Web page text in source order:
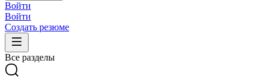
Войти
Войти
Создать резюме
Все разделы